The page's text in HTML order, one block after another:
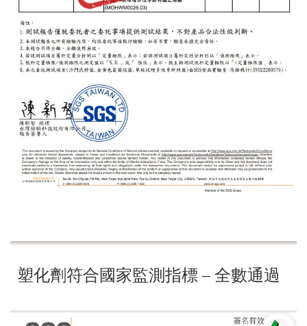
塑化劑符合國家監測指標 – 全數通過